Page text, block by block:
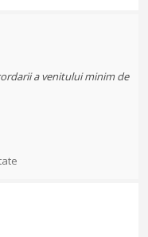
a venitului minim de